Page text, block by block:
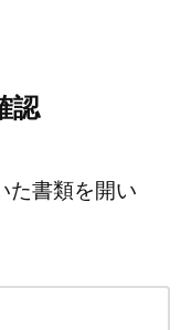
認
た書類を開い